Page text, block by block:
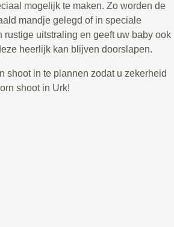
mogelijk te maken. Zo worden de
mandje gelegd of in speciale
uitstraling en geeft uw baby ook
heerlijk kan blijven doorslapen.
shoot in te plannen zodat u zekerheid
shoot in Urk!